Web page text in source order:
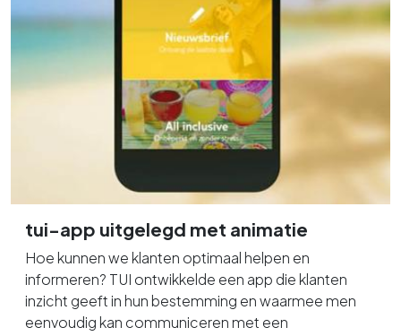
tui-app uitgelegd met animatie
Hoe kunnen we klanten optimaal helpen en
informeren? TUI ontwikkelde een app die klanten
inzicht geeft in hun bestemming en waarmee men
eenvoudig kan communiceren met een